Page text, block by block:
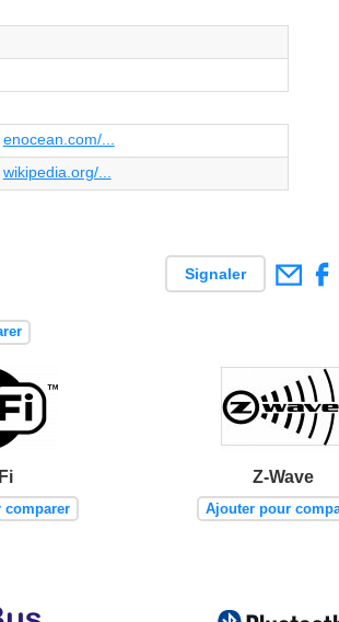
enocean.com/...
wikipedia.org/...
Signaler
comparer
Z-Wave
Ajouter pour